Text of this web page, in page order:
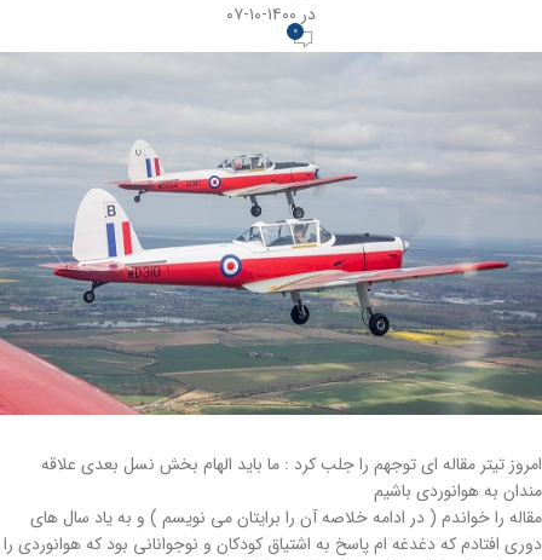
در ۱۴۰۰-۱۰-۰۷
0
امروز تیتر مقاله ای توجهم را جلب کرد : ما باید الهام بخش نسل بعدی علاقه
مندان به هوانوردی باشیم
مقاله را خواندم ( در ادامه خلاصه آن را برایتان می نویسم ) و به یاد سال های
دوری افتادم که دغدغه ام پاسخ به اشتیاق کودکان و نوجوانانی بود که هوانوردی را